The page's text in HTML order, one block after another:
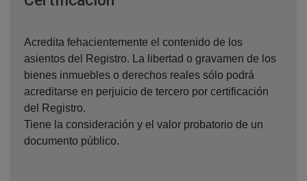
Acredita fehacientemente el contenido de los
asientos del Registro. La libertad o gravamen de los
bienes inmuebles o derechos reales sólo podrá
acreditarse en perjuicio de tercero por certificación
del Registro.
Tiene la consideración y el valor probatorio de un
documento público.